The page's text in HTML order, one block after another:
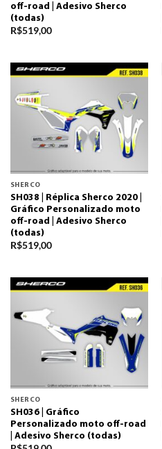
off-road | Adesivo Sherco
(todas)
R$519,00
SHERCO
SH038 | Réplica Sherco 2020 |
Gráfico Personalizado moto
off-road | Adesivo Sherco
(todas)
R$519,00
SHERCO
SH036 | Gráfico
Personalizado moto off-road
| Adesivo Sherco (todas)